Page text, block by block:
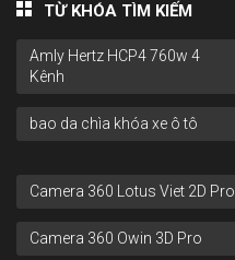
TỪ KHÓA TÌM KIẾM
Amly Hertz HCP4 760w 4
Kênh
bao da chìa khóa xe ô tô
Camera 360 Lotus Viet 2D Pro
Camera 360 Owin 3D Pro